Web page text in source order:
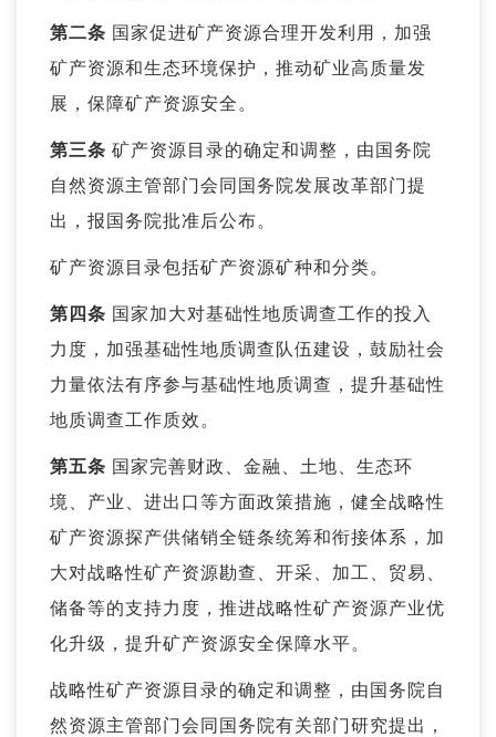
第二条 国家促进矿产资源合理开发利用，加强
矿产资源和生态环境保护，推动矿业高质量发
展，保障矿产资源安全。
第三条 矿产资源目录的确定和调整，由国务院
自然资源主管部门会同国务院发展改革部门提
出，报国务院批准后公布。
矿产资源目录包括矿产资源矿种和分类。
第四条 国家加大对基础性地质调查工作的投入
力度，加强基础性地质调查队伍建设，鼓励社会
力量依法有序参与基础性地质调查，提升基础性
地质调查工作质效。
第五条 国家完善财政、金融、土地、生态环
境、产业、进出口等方面政策措施，健全战略性
矿产资源探产供储销全链条统筹和衔接体系，加
大对战略性矿产资源勘查、开采、加工、贸易、
储备等的支持力度，推进战略性矿产资源产业优
化升级，提升矿产资源安全保障水平。
战略性矿产资源目录的确定和调整，由国务院自
然资源主管部门会同国务院有关部门研究提出，